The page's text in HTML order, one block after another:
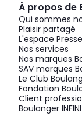
À propos de
Qui sommes
Plaisir partagé
L'espace Presse
Nos services
Nos marques
SAV marques
Le Club
Fondation
Client
Boulanger